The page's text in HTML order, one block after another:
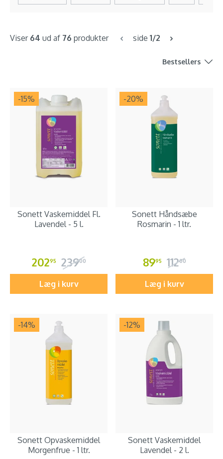
Viser 64 ud af 76 produkter side 1/2
Bestsellers
-15%
Sonett Vaskemiddel Fl.
Lavendel - 5 l.
20295 23900
Læg i kurv
-20%
Sonett Håndsæbe
Rosmarin - 1 ltr.
8995 11200
Læg i kurv
-14%
Sonett Opvaskemiddel
Morgenfrue - 1 ltr.
-12%
Sonett Vaskemiddel
Lavendel - 2 l.